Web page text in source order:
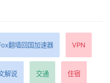
翻墙回国加速器 VPN
解说 交通 住宿